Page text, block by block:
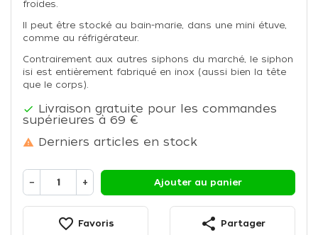
froides.
Il peut être stocké au bain-marie, dans une mini étuve,
comme au réfrigérateur.
Contrairement aux autres siphons du marché, le siphon
isi est entièrement fabriqué en inox (aussi bien la tête
que le corps).
 Livraison gratuite pour les commandes
supérieures à 69 €
 Derniers articles en stock
− + Ajouter au panier
favorite_border Favoris share Partager